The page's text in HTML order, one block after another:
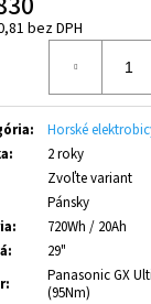
bez DPH
:
Horské
:
2 roky
Zvoľte variant
Pánsky
:
720Wh / 20Ah
:
29"
:
Panasonic GX
(95Nm)